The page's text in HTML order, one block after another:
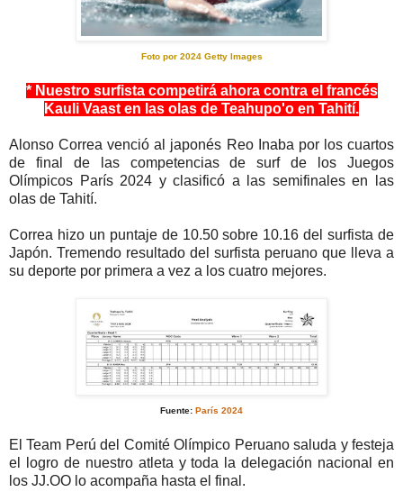
Foto por 2024 Getty Images
* Nuestro surfista competirá ahora contra el francés
Kauli Vaast en las olas de Teahupo'o en Tahití.
Alonso Correa venció al japonés Reo Inaba por los cuartos
de final de las competencias de surf de los Juegos
Olímpicos París 2024 y clasificó a las semifinales en las
olas de Tahití.
Correa hizo un puntaje de 10.50 sobre 10.16 del surfista de
Japón. Tremendo resultado del surfista peruano que lleva a
su deporte por primera a vez a los cuatro mejores.
Fuente: París 2024
El Team Perú del Comité Olímpico Peruano saluda y festeja
el logro de nuestro atleta y toda la delegación nacional en
los JJ.OO lo acompaña hasta el final.